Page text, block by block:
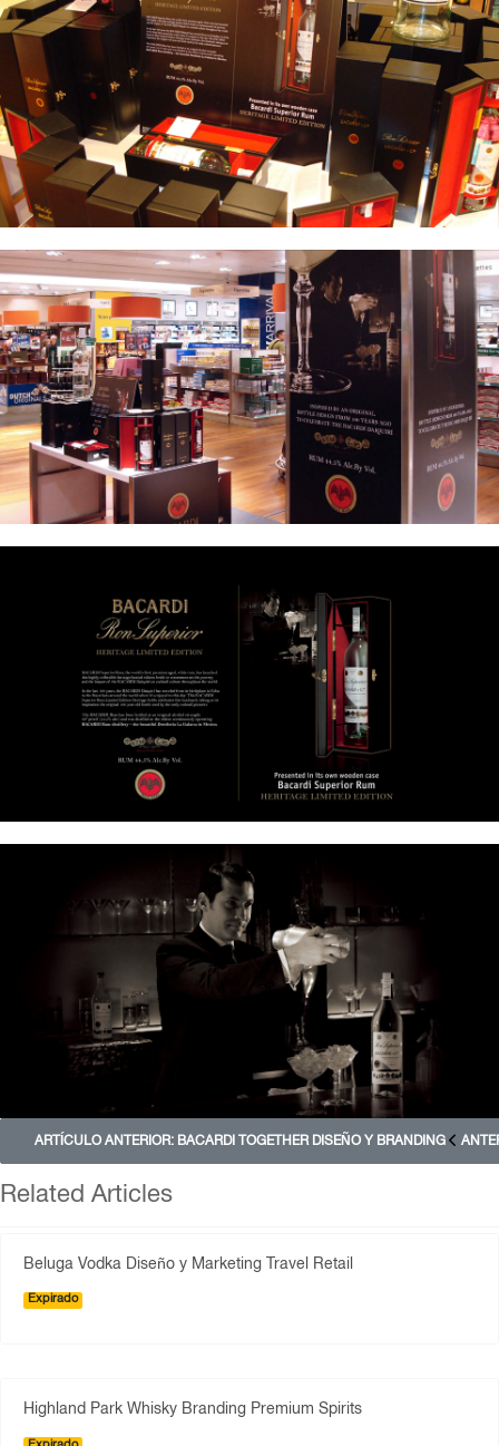
ARTÍCULO ANTERIOR: BACARDI TOGETHER DISEÑO Y BRANDING
Related Articles
Beluga Vodka Diseño y Marketing Travel Retail
Expirado
Highland Park Whisky Branding Premium Spirits